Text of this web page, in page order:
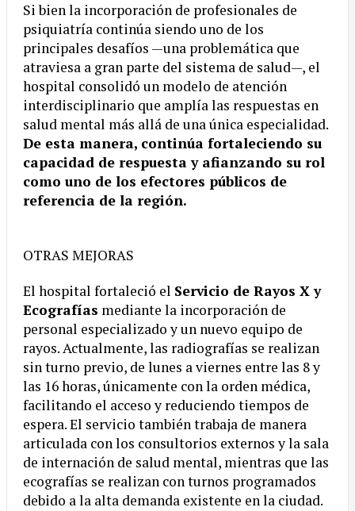
Si bien la incorporación de profesionales de
psiquiatría continúa siendo uno de los
principales desafíos —una problemática que
atraviesa a gran parte del sistema de salud—, el
hospital consolidó un modelo de atención
interdisciplinario que amplía las respuestas en
salud mental más allá de una única especialidad.
De esta manera, continúa fortaleciendo su
capacidad de respuesta y afianzando su rol
como uno de los efectores públicos de
referencia de la región.
OTRAS MEJORAS
El hospital fortaleció el Servicio de Rayos X y
Ecografías mediante la incorporación de
personal especializado y un nuevo equipo de
rayos. Actualmente, las radiografías se realizan
sin turno previo, de lunes a viernes entre las 8 y
las 16 horas, únicamente con la orden médica,
facilitando el acceso y reduciendo tiempos de
espera. El servicio también trabaja de manera
articulada con los consultorios externos y la sala
de internación de salud mental, mientras que las
ecografías se realizan con turnos programados
debido a la alta demanda existente en la ciudad.